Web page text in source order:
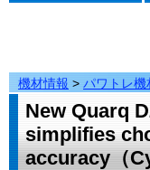
機材情報 > パワトレ機
New Quarq
simplifies
accuracy（